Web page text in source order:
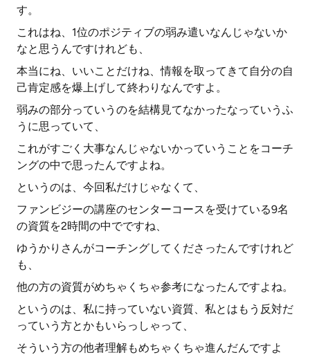
す。
これはね、1位のポジティブの弱み遣いなんじゃないか
なと思うんですけれども、
本当にね、いいことだけね、情報を取ってきて自分の自
己肯定感を爆上げして終わりなんですよ。
弱みの部分っていうのを結構見てなかったなっていうふ
うに思っていて、
これがすごく大事なんじゃないかっていうことをコーチ
ングの中で思ったんですよね。
というのは、今回私だけじゃなくて、
ファンビジーの講座のセンターコースを受けている9名
の資質を2時間の中でですね、
ゆうかりさんがコーチングしてくださったんですけれど
も、
他の方の資質がめちゃくちゃ参考になったんですよね。
というのは、私に持っていない資質、私とはもう反対だ
っていう方とかもいらっしゃって、
そういう方の他者理解もめちゃくちゃ進んだんですよ